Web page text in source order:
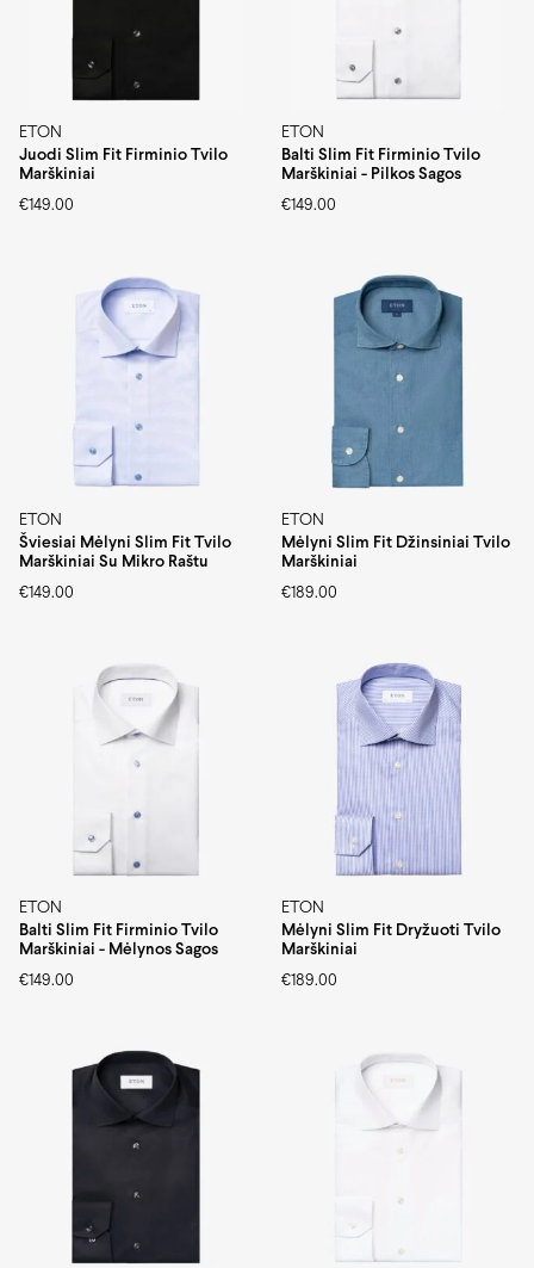
ETON
Juodi Slim Fit Firminio Tvilo
Marškiniai
€149.00
ETON
Balti Slim Fit Firminio Tvilo
Marškiniai - Pilkos Sagos
€149.00
ETON
Šviesiai Mėlyni Slim Fit Tvilo
Marškiniai Su Mikro Raštu
€149.00
ETON
Mėlyni Slim Fit Džinsiniai Tvilo
Marškiniai
€189.00
ETON
Balti Slim Fit Firminio Tvilo
Marškiniai - Mėlynos Sagos
€149.00
ETON
Mėlyni Slim Fit Dryžuoti Tvilo
Marškiniai
€189.00